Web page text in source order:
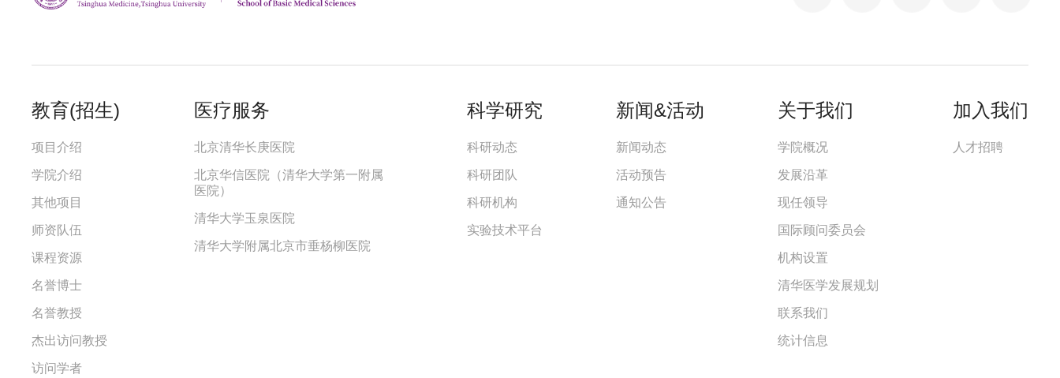
教育(招生)
项目介绍
学院介绍
其他项目
师资队伍
课程资源
名誉博士
名誉教授
杰出访问教授
访问学者
医疗服务
北京清华长庚医院
北京华信医院（清华大学第一附属
医院）
清华大学玉泉医院
清华大学附属北京市垂杨柳医院
科学研究
科研动态
科研团队
科研机构
实验技术平台
新闻&活动
新闻动态
活动预告
通知公告
关于我们
学院概况
发展沿革
现任领导
国际顾问委员会
机构设置
清华医学发展规划
联系我们
统计信息
加入我们
人才招聘